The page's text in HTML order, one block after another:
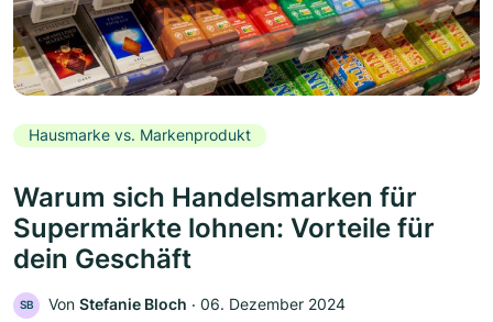
Hausmarke vs. Markenprodukt
Warum sich Handelsmarken für
Supermärkte lohnen: Vorteile für
dein Geschäft
SB Von Stefanie Bloch ‧ 06. Dezember 2024